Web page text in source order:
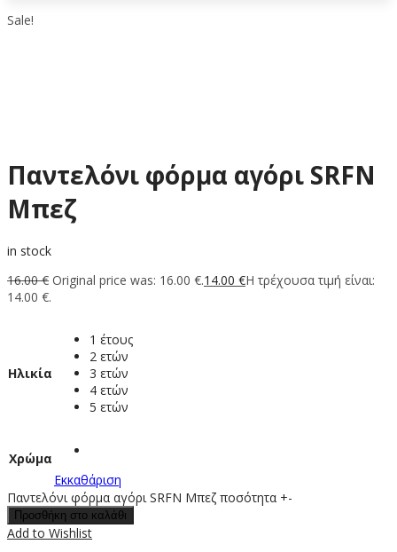
Sale!
Παντελόνι φόρμα αγόρι SRFN
Μπεζ
in stock
16.00€ Original price was: 16.00 €.14.00 €Η τρέχουσα τιμή είναι:
14.00 €.
Ηλικία
1 έτους
2 ετών
3 ετών
4 ετών
5 ετών
Χρώμα
Εκκαθάριση
Παντελόνι φόρμα αγόρι SRFN Μπεζ ποσότητα +-
Προσθήκη στο καλάθι
Add to Wishlist